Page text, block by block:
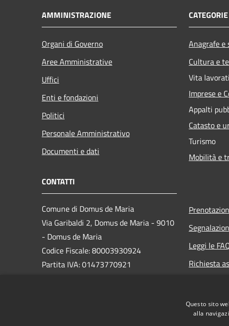
AMMINISTRAZIONE
Organi di Governo
Aree Amministrative
Uffici
Enti e fondazioni
Politici
Personale Amministrativo
Documenti e dati
Anagrafe
Cultura e
Vita
Imprese e
Appalti
Catasto e
Turismo
Mobilità e
CONTATTI
Comune di Domus de Maria
Via Garibaldi 2, Domus de Maria - 9010
- Domus de Maria
Codice Fiscale: 80003930924
Partita IVA: 01473770921
Leggi le
Richiesta
Questo sito
alla